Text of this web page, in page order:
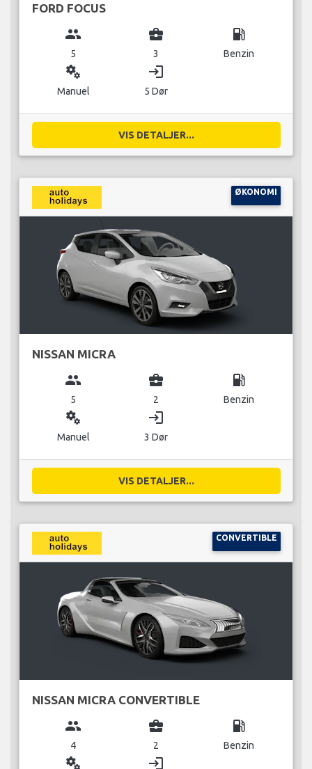
FORD FOCUS
group
5
business_center
3
local_gas_station
Benzin
miscellaneous_services
Manuel
login
5 Dør
VIS DETALJER...
ØKONOMI
NISSAN MICRA
group
5
business_center
2
local_gas_station
Benzin
miscellaneous_services
Manuel
login
3 Dør
VIS DETALJER...
CONVERTIBLE
NISSAN MICRA CONVERTIBLE
group
4
business_center
2
local_gas_station
Benzin
miscellaneous_services login